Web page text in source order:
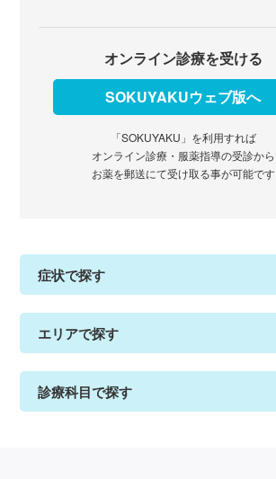
オンライン診療を受ける
SOKUYAKUウェブ版へ
「SOKUYAKU」を利用すれば
オンライン診療・服薬指導の受診から
お薬を郵送にて受け取る事が可能です
症状で探す
エリアで探す
診療科目で探す